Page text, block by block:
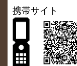
携帯サイト